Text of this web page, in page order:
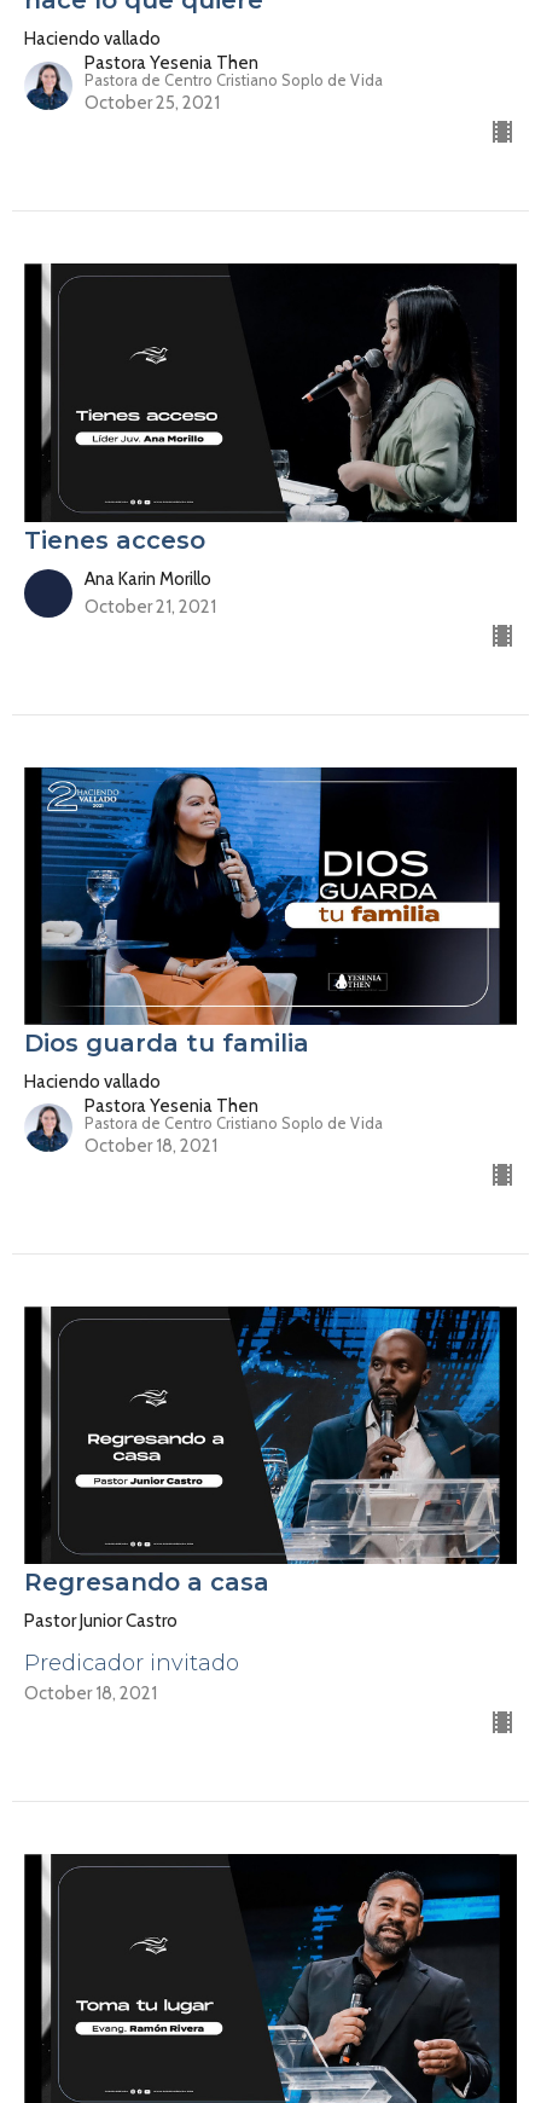
Haciendo vallado
Pastora Yesenia Then
Pastora de Centro Cristiano Soplo de Vida
October 25, 2021
Tienes acceso
Ana Karin Morillo
October 21, 2021
Dios guarda tu familia
Haciendo vallado
Pastora Yesenia Then
Pastora de Centro Cristiano Soplo de Vida
October 18, 2021
Regresando a casa
Pastor Junior Castro
Predicador invitado
October 18, 2021